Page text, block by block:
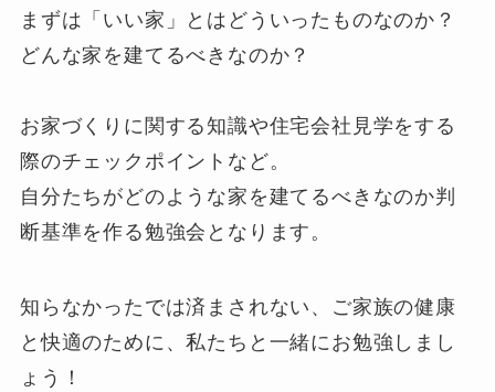
まずは「いい家」とはどういったものなのか？
どんな家を建てるべきなのか？
お家づくりに関する知識や住宅会社見学をする
際のチェックポイントなど。
自分たちがどのような家を建てるべきなのか判
断基準を作る勉強会となります。
知らなかったでは済まされない、ご家族の健康
と快適のために、私たちと一緒にお勉強しまし
ょう！